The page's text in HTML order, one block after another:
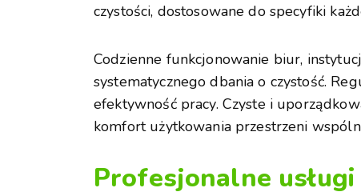
czystości, dostosowane do specyfiki
Codzienne funkcjonowanie biur,
systematycznego dbania o czystość.
efektywność pracy. Czyste i
komfort użytkowania przestrzeni
Profesjonalne